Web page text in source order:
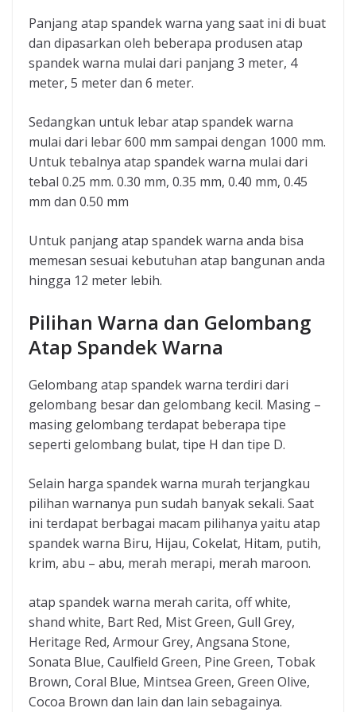
Panjang atap spandek warna yang saat ini di buat
dan dipasarkan oleh beberapa produsen atap
spandek warna mulai dari panjang 3 meter, 4
meter, 5 meter dan 6 meter.
Sedangkan untuk lebar atap spandek warna
mulai dari lebar 600 mm sampai dengan 1000 mm.
Untuk tebalnya atap spandek warna mulai dari
tebal 0.25 mm. 0.30 mm, 0.35 mm, 0.40 mm, 0.45
mm dan 0.50 mm
Untuk panjang atap spandek warna anda bisa
memesan sesuai kebutuhan atap bangunan anda
hingga 12 meter lebih.
Pilihan Warna dan Gelombang
Atap Spandek Warna
Gelombang atap spandek warna terdiri dari
gelombang besar dan gelombang kecil. Masing –
masing gelombang terdapat beberapa tipe
seperti gelombang bulat, tipe H dan tipe D.
Selain harga spandek warna murah terjangkau
pilihan warnanya pun sudah banyak sekali. Saat
ini terdapat berbagai macam pilihanya yaitu atap
spandek warna Biru, Hijau, Cokelat, Hitam, putih,
krim, abu – abu, merah merapi, merah maroon.
atap spandek warna merah carita, off white,
shand white, Bart Red, Mist Green, Gull Grey,
Heritage Red, Armour Grey, Angsana Stone,
Sonata Blue, Caulfield Green, Pine Green, Tobak
Brown, Coral Blue, Mintsea Green, Green Olive,
Cocoa Brown dan lain dan lain sebagainya.